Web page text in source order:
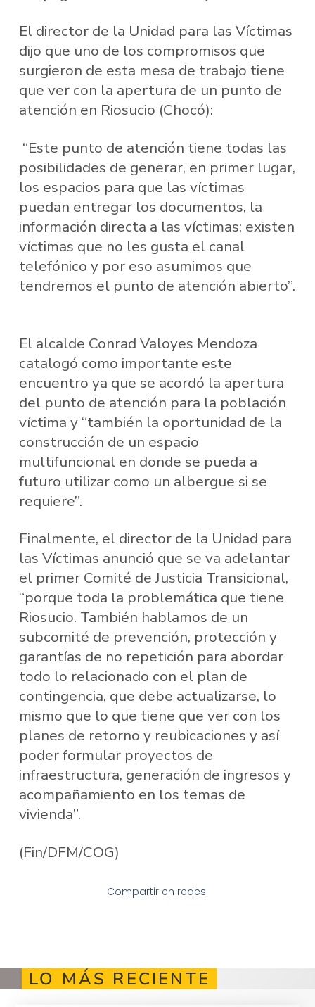
El director de la Unidad para las Víctimas
dijo que uno de los compromisos que
surgieron de esta mesa de trabajo tiene
que ver con la apertura de un punto de
atención en Riosucio (Chocó):
“Este punto de atención tiene todas las
posibilidades de generar, en primer lugar,
los espacios para que las víctimas
puedan entregar los documentos, la
información directa a las víctimas; existen
víctimas que no les gusta el canal
telefónico y por eso asumimos que
tendremos el punto de atención abierto”.
El alcalde Conrad Valoyes Mendoza
catalogó como importante este
encuentro ya que se acordó la apertura
del punto de atención para la población
víctima y “también la oportunidad de la
construcción de un espacio
multifuncional en donde se pueda a
futuro utilizar como un albergue si se
requiere”.
Finalmente, el director de la Unidad para
las Víctimas anunció que se va adelantar
el primer Comité de Justicia Transicional,
“porque toda la problemática que tiene
Riosucio. También hablamos de un
subcomité de prevención, protección y
garantías de no repetición para abordar
todo lo relacionado con el plan de
contingencia, que debe actualizarse, lo
mismo que lo que tiene que ver con los
planes de retorno y reubicaciones y así
poder formular proyectos de
infraestructura, generación de ingresos y
acompañamiento en los temas de
vivienda”.
(Fin/DFM/COG)
Compartir en redes:
LO MÁS RECIENTE